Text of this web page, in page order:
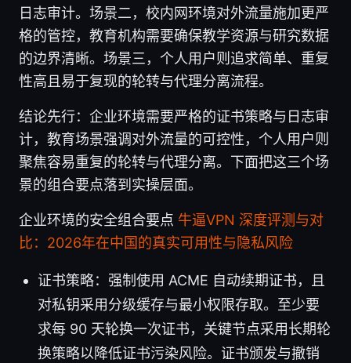
日志审计。场景二，校内网环境对外流量施加更严
格的管控，教育机构需要确保教学资源与研究数据
的边界清晰。场景三，个人用户则追求简单、重复
性高且易于复现的轮转与代理分离流程。
结论先行：企业环境需要严格的证书策略与日志审
计，教育场景强调对外流量的可控性，个人用户则
聚焦容易重复的轮转与代理分离。下面把这三个场
景的组合要点落到实操层面。
企业环境的安全组合要点 牛逼VPN 深度评测与对
比：2026年在中国的真实可用性与隐私风险
证书策略：强制使用 ACME 自动续期证书，且
对私钥采用分级缓存与最小权限存取。至少要
求每 90 天轮换一次证书，关键节点采用长期轮
换策略以降低证书污染风险。证书颁发与撤销